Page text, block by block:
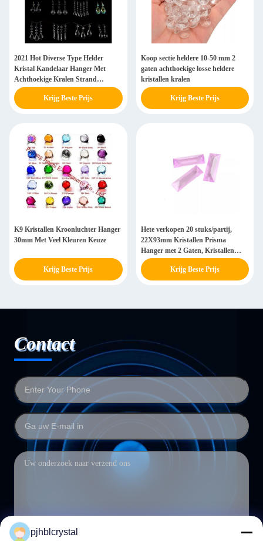
2021 Hot Diverse Type Helder
Kristal Kandelaar Hanger Met
Achthoekige Kralen Strand
Kettingen Lamp Onderdelen Voor
Bruiloft/Hotel Lamp Decor
Krijg Beste Prijs
Koop sectie heldere 10-50 mm 2
gaten achthoekige losse heldere
kristallen kralen
Krijg Beste Prijs
K9 Kristallen Kroonluchter Hanger
30mm Met Veel Kleuren Keuze
Krijg Beste Prijs
Hete verkopen 20 stuks/partij,
22X93mm Kristallen Prisma
Hanger met 2 Gaten, Kristallen
Kroonluchter Onderdeel Hanger
Prisma Druppel Woondecoratie
Krijg Beste Prijs
Contact
pjhblcrystal